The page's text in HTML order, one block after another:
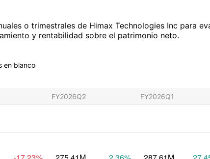
o trimestrales de Himax Technologies Inc para
y rentabilidad sobre el patrimonio neto.
en blanco
FY2026Q2 FY2026Q1